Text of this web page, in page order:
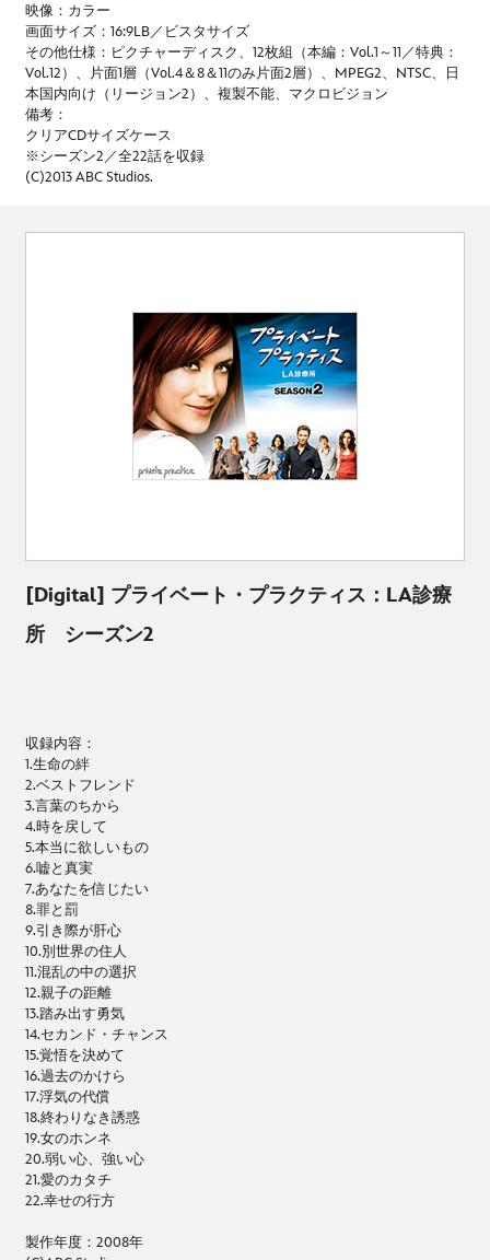
映像：カラー
画面サイズ：16:9LB／ビスタサイズ
その他仕様：ピクチャーディスク、12枚組（本編：Vol.1～11／特典：
Vol.12）、片面1層（Vol.4＆8＆11のみ片面2層）、MPEG2、NTSC、日
本国内向け（リージョン2）、複製不能、マクロビジョン
備考：
クリアCDサイズケース
※シーズン2／全22話を収録
(C)2013 ABC Studios.
[Digital] プライベート・プラクティス：LA診療
所 シーズン2
収録内容：
1.生命の絆
2.ベストフレンド
3.言葉のちから
4.時を戻して
5.本当に欲しいもの
6.嘘と真実
7.あなたを信じたい
8.罪と罰
9.引き際が肝心
10.別世界の住人
11.混乱の中の選択
12.親子の距離
13.踏み出す勇気
14.セカンド・チャンス
15.覚悟を決めて
16.過去のかけら
17.浮気の代償
18.終わりなき誘惑
19.女のホンネ
20.弱い心、強い心
21.愛のカタチ
22.幸せの行方
製作年度：2008年